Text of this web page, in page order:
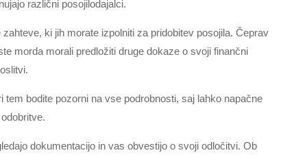
različni posojilodajalci.
ki jih morate izpolniti za pridobitev posojila. Čeprav
morda morali predložiti druge dokaze o svoji finančni
bodite pozorni na vse podrobnosti, saj lahko napačne
dokumentacijo in vas obvestijo o svoji odločitvi. Ob